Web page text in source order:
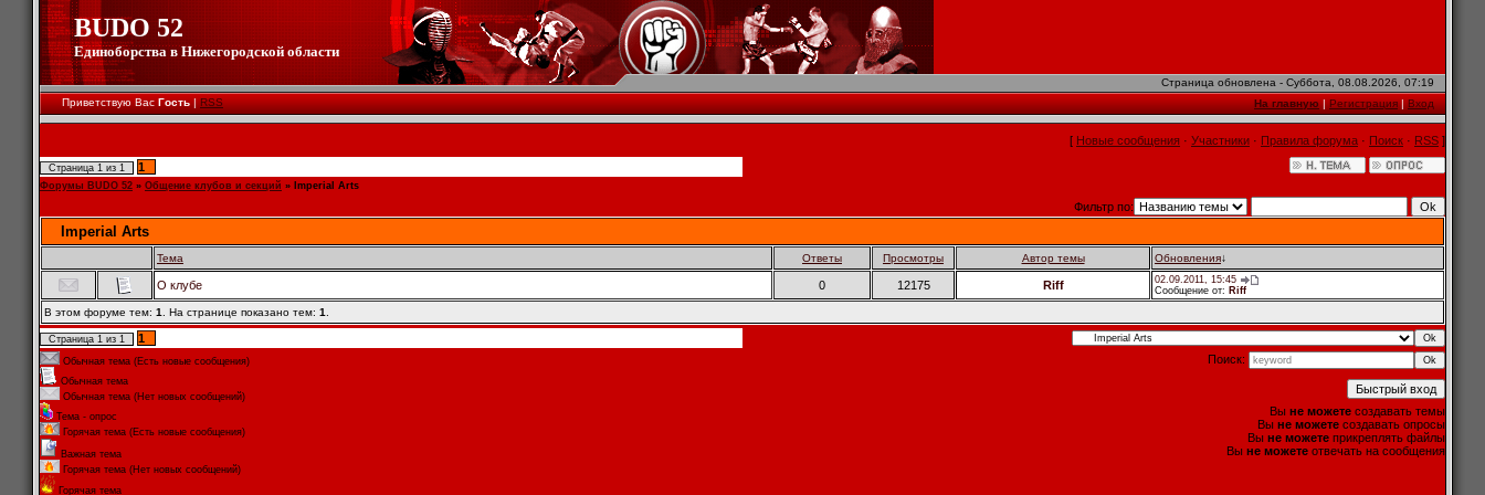
BUDO 52
Единоборства в Нижегородской области
Страница обновлена - Суббота, 08.08.2026, 07:19
Приветствую Вас Гость|RSS На главную|Регистрация|Вход
[ Новые сообщения · Участники · Правила форума · Поиск · RSS ]
Страница 1 из 1 1
Форумы BUDO 52 » Общение клубов и секций » Imperial Arts
Фильтр по:
Imperial Arts
Тема Ответы Просмотры Автор темы Обновления↓
О клубе 0 12175 Riff
02.09.2011, 15:45
Сообщение от: Riff
В этом форуме тем: 1 . На странице показано тем: 1
Страница 1 из 1 1
Обычная тема (Есть новые сообщения)
Обычная тема
Обычная тема (Нет новых сообщений)
Тема - опрос
Горячая тема (Есть новые сообщения)
Важная тема
Горячая тема (Нет новых сообщений)
Горячая тема
Поиск:
Вы не можете создавать темы
Вы не можете создавать опросы
Вы не можете прикреплять файлы
Вы не можете отвечать на сообщения